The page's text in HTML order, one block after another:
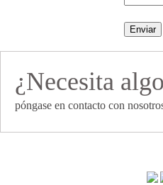
¿Necesita
póngase en contacto con